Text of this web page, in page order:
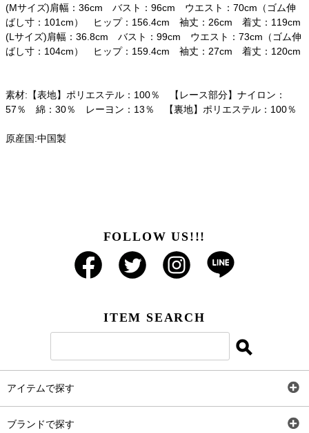
(Mサイズ)肩幅：36cm バスト：96cm ウエスト：70cm（ゴム伸
ばし寸：101cm） ヒップ：156.4cm 袖丈：26cm 着丈：119cm
(Lサイズ)肩幅：36.8cm バスト：99cm ウエスト：73cm（ゴム伸
ばし寸：104cm） ヒップ：159.4cm 袖丈：27cm 着丈：120cm
素材:【表地】ポリエステル：100％ 【レース部分】ナイロン：
57％ 綿：30％ レーヨン：13％ 【裏地】ポリエステル：100％
原産国:中国製
FOLLOW US!!!
ITEM SEARCH
アイテムで探す
ブランドで探す